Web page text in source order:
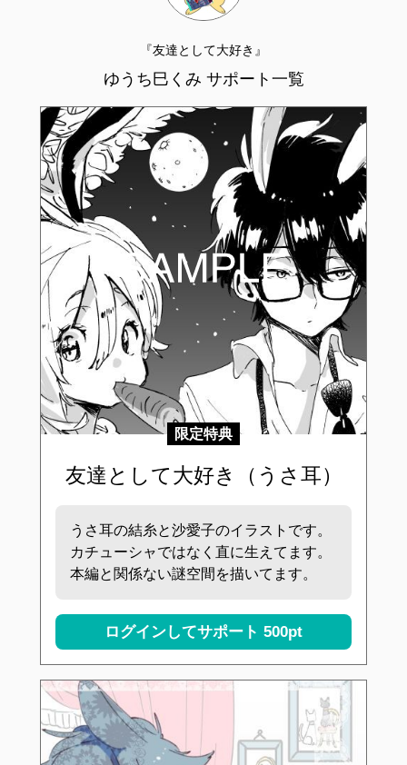
『友達として大好き』
ゆうち巳くみ サポート一覧
限定特典
友達として大好き（うさ耳）
うさ耳の結糸と沙愛子のイラストです。
カチューシャではなく直に生えてます。
本編と関係ない謎空間を描いてます。
ログインしてサポート 500pt